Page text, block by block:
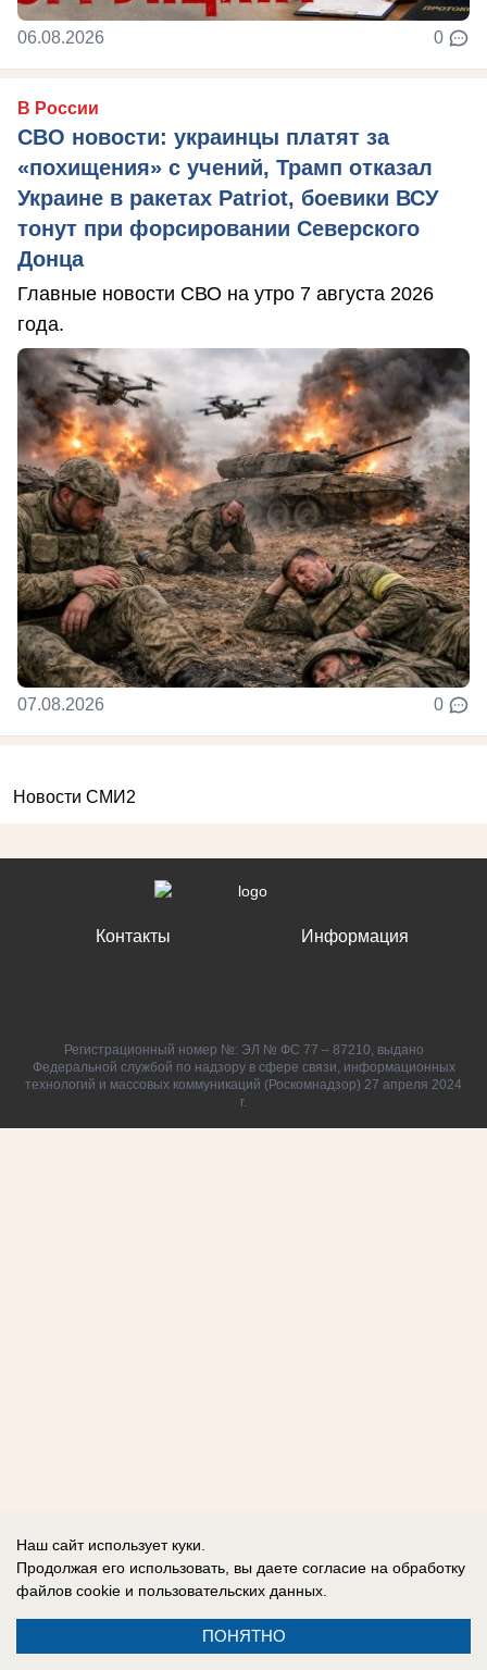
06.08.2026 0
В России
СВО новости: украинцы платят за
«похищения» с учений, Трамп отказал
Украине в ракетах Patriot, боевики ВСУ
тонут при форсировании Северского
Донца
Главные новости СВО на утро 7 августа 2026
года.
07.08.2026 0
Новости СМИ2
Контакты Информация
Регистрационный номер №: ЭЛ № ФС 77 – 87210, выдано
Федеральной службой по надзору в сфере связи, информационных
технологий и массовых коммуникаций (Роскомнадзор) 27 апреля 2024
г.
Наш сайт использует куки.
Продолжая его использовать, вы даете согласие на обработку
файлов cookie и пользовательских данных.
ПОНЯТНО